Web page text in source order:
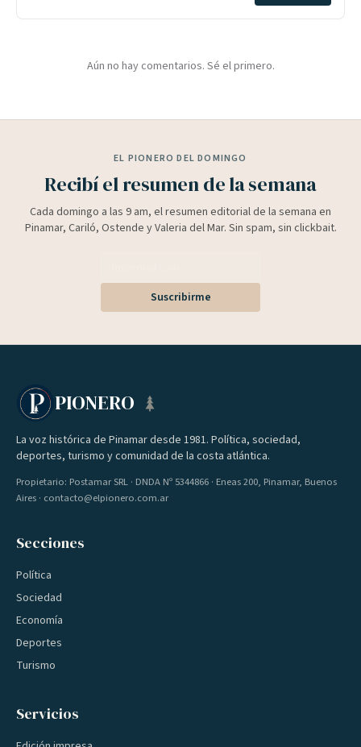
Aún no hay comentarios. Sé el primero.
EL PIONERO DEL DOMINGO
Recibí el resumen de la semana
Cada domingo a las 9 am, el resumen editorial de la semana en
Pinamar, Cariló, Ostende y Valeria del Mar. Sin spam, sin clickbait.
Suscribirme
PIONERO
La voz histórica de Pinamar desde 1981. Política, sociedad,
deportes, turismo y comunidad de la costa atlántica.
Propietario: Postamar SRL · DNDA Nº 5344866 · Eneas 200, Pinamar, Buenos
Aires · contacto@elpionero.com.ar
Secciones
Política
Sociedad
Economía
Deportes
Turismo
Servicios